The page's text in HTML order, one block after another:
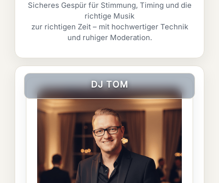
Sicheres Gespür für Stimmung, Timing und die
richtige Musik
zur richtigen Zeit – mit hochwertiger Technik
und ruhiger Moderation.
DJ TOM